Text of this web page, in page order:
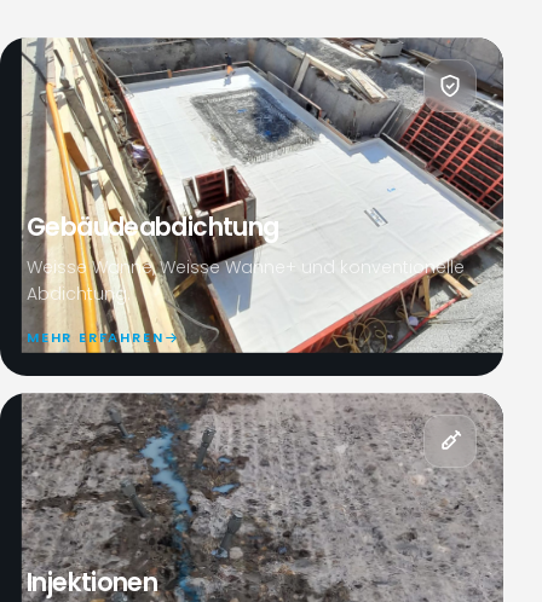
Gebäudeabdichtung
Weisse Wanne, Weisse Wanne+ und konventionelle
Abdichtung.
MEHR ERFAHREN
Injektionen